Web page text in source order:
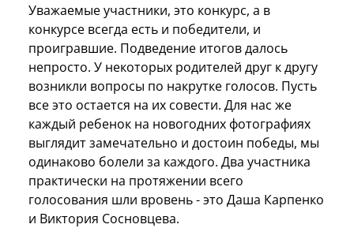
Уважаемые участники, это конкурс, а в
конкурсе всегда есть и победители, и
проигравшие. Подведение итогов далось
непросто. У некоторых родителей друг к другу
возникли вопросы по накрутке голосов. Пусть
все это остается на их совести. Для нас же
каждый ребенок на новогодних фотографиях
выглядит замечательно и достоин победы, мы
одинаково болели за каждого. Два участника
практически на протяжении всего
голосования шли вровень - это Даша Карпенко
и Виктория Сосновцева.